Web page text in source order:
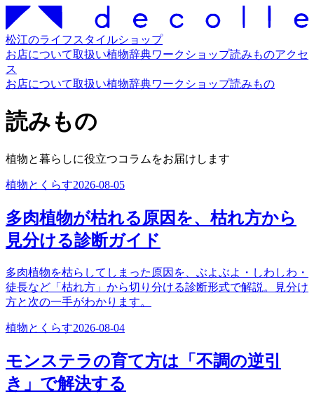
松江のライフスタイルショップ
お店について取扱い植物辞典ワークショップ読みものアクセ
ス
お店について取扱い植物辞典ワークショップ読みもの
読みもの
植物と暮らしに役立つコラムをお届けします
植物とくらす2026-08-05
多肉植物が枯れる原因を、枯れ方から
見分ける診断ガイド
多肉植物を枯らしてしまった原因を、ぶよぶよ・しわしわ・
徒長など「枯れ方」から切り分ける診断形式で解説。見分け
方と次の一手がわかります。
植物とくらす2026-08-04
モンステラの育て方は「不調の逆引
き」で解決する